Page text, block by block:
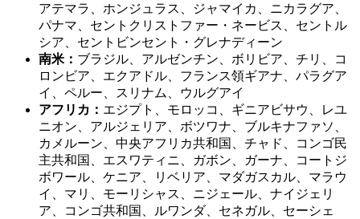
アテマラ、ホンジュラス、ジャマイカ、ニカラグア、
パナマ、セントクリストファー・ネービス、セントル
シア、セントビンセント・グレナディーン
南米： ブラジル、アルゼンチン、ボリビア、チリ、コ
ロンビア、エクアドル、フランス領ギアナ、パラグア
イ、ペルー、スリナム、ウルグアイ
アフリカ： エジプト、モロッコ、ギニアビサウ、レユ
ニオン、アルジェリア、ボツワナ、ブルキナファソ、
カメルーン、中央アフリカ共和国、チャド、コンゴ民
主共和国、エスワティニ、ガボン、ガーナ、コートジ
ボワール、ケニア、リベリア、マダガスカル、マラウ
イ、マリ、モーリシャス、ニジェール、ナイジェリ
ア、コンゴ共和国、ルワンダ、セネガル、セーシェ